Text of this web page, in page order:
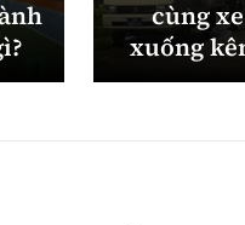
cùng
xuống